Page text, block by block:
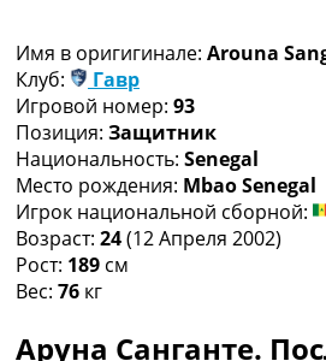
Другие Турниры >>>
Таблицы
Таблицы групп
Украина. Премьер-Лига
Украина. Первая Лига
Лига Чемпионов.
Англия. Премьер-Лига
Испания. Ла Лига
Все таблицы >>>
Рейтинги
Рейтинг клубов УЕФА
Имя в оригигинале: Arouna
Клуб:
Гавр
Игровой номер: 93
Позиция: Защитник
Национальность: Senegal
Место рождения: Mbao Senegal
Игрок национальной сборной:
Возраст: 24(12 Апреля 2002)
Рост: 189 см
Вес: 76 кг
Аруна Санганте.